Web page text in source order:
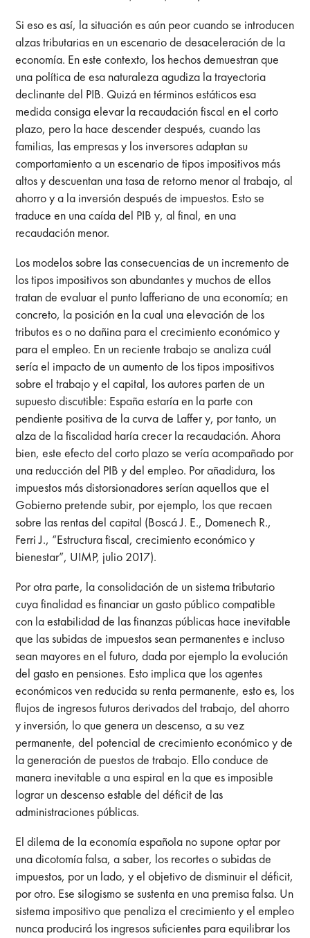
Si eso es así, la situación es aún peor cuando se introducen
alzas tributarias en un escenario de desaceleración de la
economía. En este contexto, los hechos demuestran que
una política de esa naturaleza agudiza la trayectoria
declinante del PIB. Quizá en términos estáticos esa
medida consiga elevar la recaudación fiscal en el corto
plazo, pero la hace descender después, cuando las
familias, las empresas y los inversores adaptan su
comportamiento a un escenario de tipos impositivos más
altos y descuentan una tasa de retorno menor al trabajo, al
ahorro y a la inversión después de impuestos. Esto se
traduce en una caída del PIB y, al final, en una
recaudación menor.
Los modelos sobre las consecuencias de un incremento de
los tipos impositivos son abundantes y muchos de ellos
tratan de evaluar el punto lafferiano de una economía; en
concreto, la posición en la cual una elevación de los
tributos es o no dañina para el crecimiento económico y
para el empleo. En un reciente trabajo se analiza cuál
sería el impacto de un aumento de los tipos impositivos
sobre el trabajo y el capital, los autores parten de un
supuesto discutible: España estaría en la parte con
pendiente positiva de la curva de Laffer y, por tanto, un
alza de la fiscalidad haría crecer la recaudación. Ahora
bien, este efecto del corto plazo se vería acompañado por
una reducción del PIB y del empleo. Por añadidura, los
impuestos más distorsionadores serían aquellos que el
Gobierno pretende subir, por ejemplo, los que recaen
sobre las rentas del capital (Boscá J. E., Domenech R.,
Ferri J., “Estructura fiscal, crecimiento económico y
bienestar”, UIMP, julio 2017).
Por otra parte, la consolidación de un sistema tributario
cuya finalidad es financiar un gasto público compatible
con la estabilidad de las finanzas públicas hace inevitable
que las subidas de impuestos sean permanentes e incluso
sean mayores en el futuro, dada por ejemplo la evolución
del gasto en pensiones. Esto implica que los agentes
económicos ven reducida su renta permanente, esto es, los
flujos de ingresos futuros derivados del trabajo, del ahorro
y inversión, lo que genera un descenso, a su vez
permanente, del potencial de crecimiento económico y de
la generación de puestos de trabajo. Ello conduce de
manera inevitable a una espiral en la que es imposible
lograr un descenso estable del déficit de las
administraciones públicas.
El dilema de la economía española no supone optar por
una dicotomía falsa, a saber, los recortes o subidas de
impuestos, por un lado, y el objetivo de disminuir el déficit,
por otro. Ese silogismo se sustenta en una premisa falsa. Un
sistema impositivo que penaliza el crecimiento y el empleo
nunca producirá los ingresos suficientes para equilibrar los